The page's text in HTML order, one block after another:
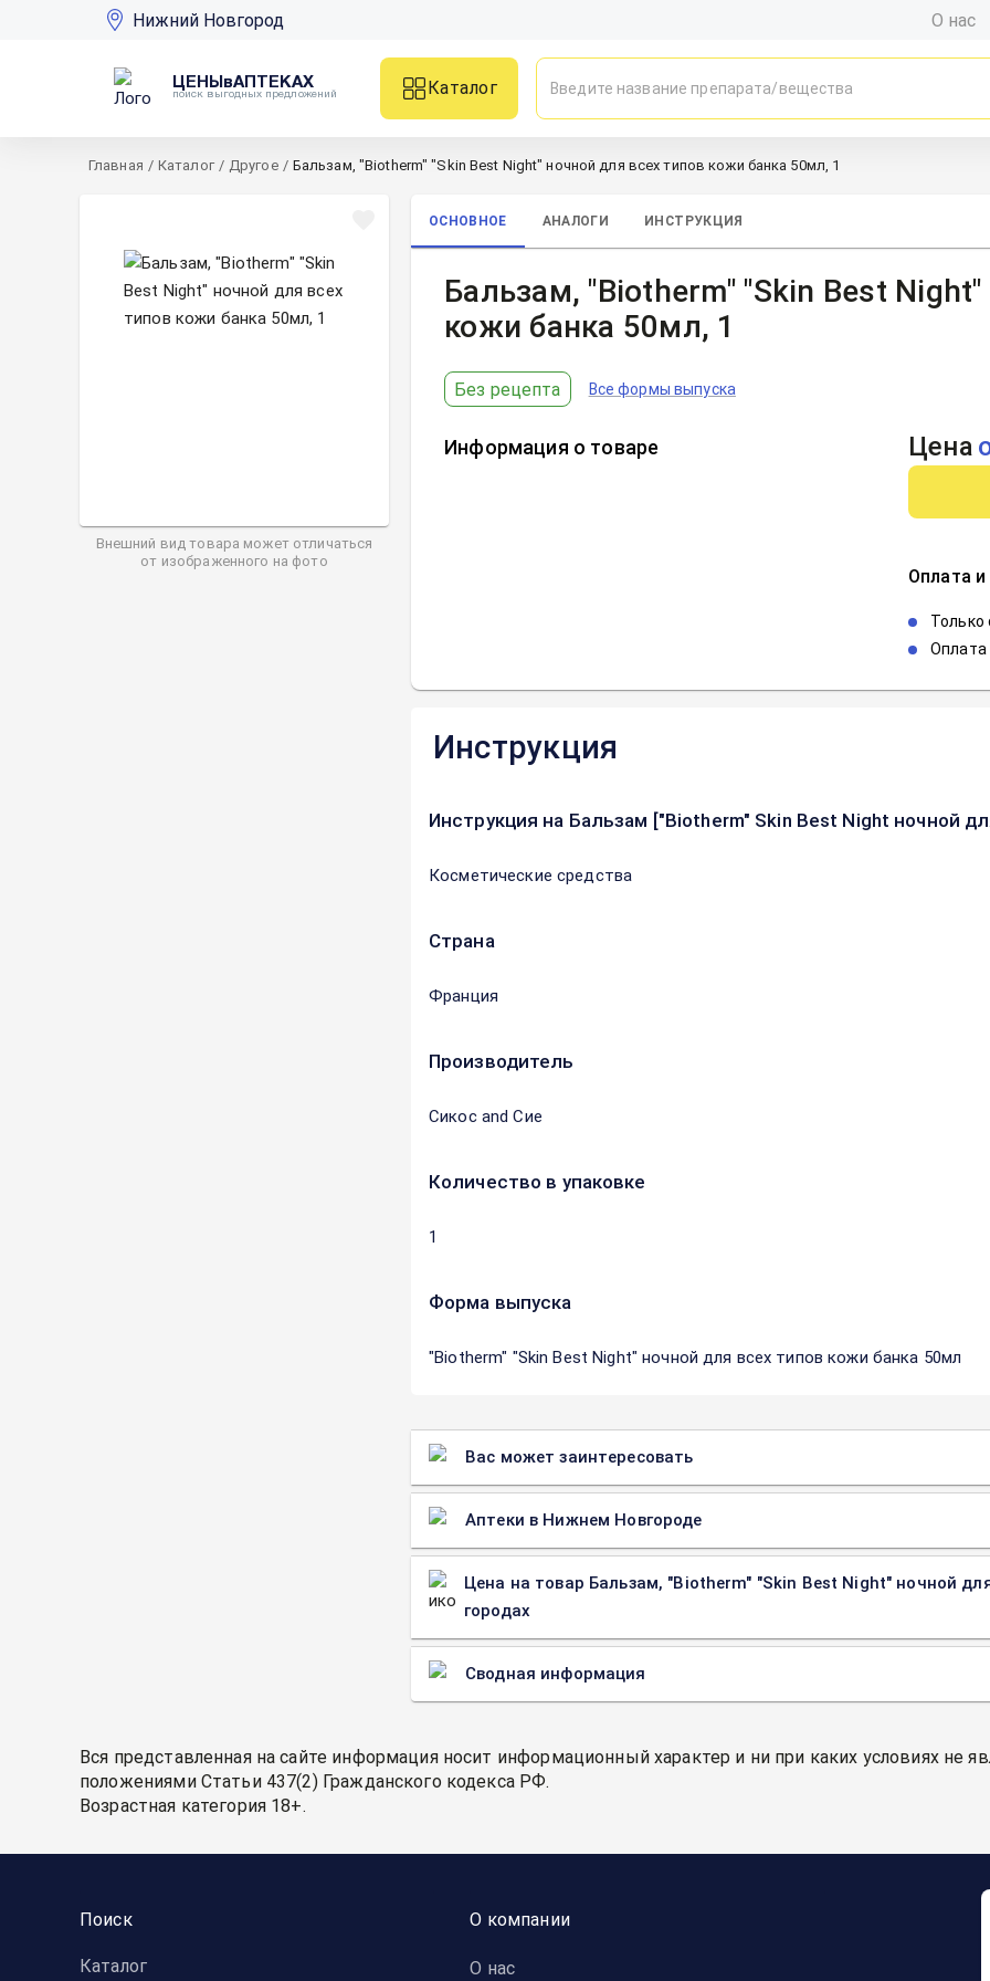
Нижний Новгород О нас
ЦЕНЫвАПТЕКАХ
поиск выгодных предложений
Каталог
Главная / Каталог / Другое / Бальзам, "Biotherm" "Skin Best Night" ночной для всех типов кожи банка 50мл, 1
Внешний вид товара может отличаться
от изображенного на фото
ОСНОВНОЕ АНАЛОГИ ИНСТРУКЦИЯ
Бальзам, "Biotherm" "Skin Best
кожи банка 50мл, 1
Без рецепта Все формы выпуска
Информация о товаре Цена
Оплата
Только
Оплата
Инструкция
Инструкция на Бальзам ["Biotherm" Skin Best Night ночной
Косметические средства
Страна
Франция
Производитель
Сикос and Сие
Количество в упаковке
1
Форма выпуска
"Biotherm" "Skin Best Night" ночной для всех типов кожи банка 50мл
Вас может заинтересовать
Аптеки в Нижнем Новгороде
Цена на товар Бальзам, "Biotherm" "Skin Best Night" ночной
городах
Сводная информация
Вся представленная на сайте информация носит информационный характер и ни при каких условиях не
положениями Статьи 437(2) Гражданского кодекса РФ.
Возрастная категория 18+.
Поиск
Каталог
О компании
О нас